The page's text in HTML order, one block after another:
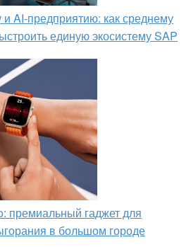
AI‑предприятию: как среднему
единую экосистему SAP
премиальный гаджет для
в большом городе